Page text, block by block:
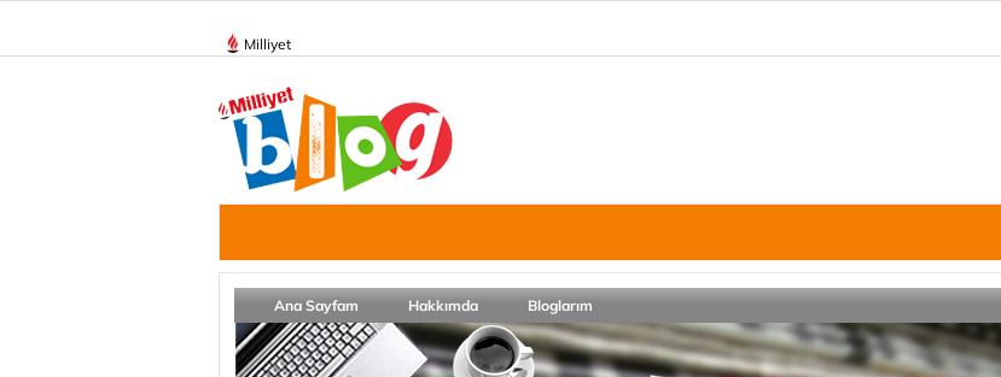
Milliyet
Ana Sayfam Hakkımda Bloglarım